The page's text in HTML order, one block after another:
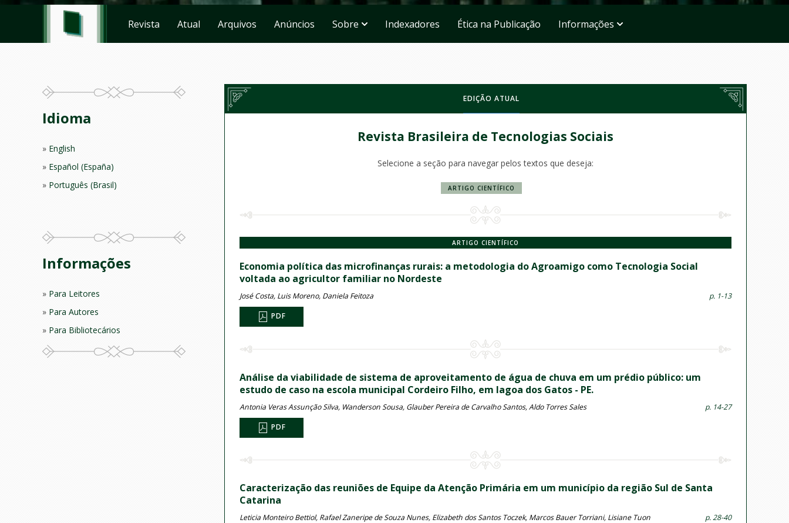
Revista Atual Arquivos Anúncios Sobre Indexadores Ética na Publicação Informações
EDIÇÃO ATUAL
Revista Brasileira de Tecnologias Sociais
Selecione a seção para navegar pelos textos que deseja:
ARTIGO CIENTÍFICO
ARTIGO CIENTÍFICO
Economia política das microfinanças rurais: a metodologia do Agroamigo como Tecnologia Social
voltada ao agricultor familiar no Nordeste
José Costa, Luis Moreno, Daniela Feitoza p. 1-13
PDF
Análise da viabilidade de sistema de aproveitamento de água de chuva em um prédio público: um
estudo de caso na escola municipal Cordeiro Filho, em lagoa dos Gatos - PE.
Antonia Veras Assunção Silva, Wanderson Sousa, Glauber Pereira de Carvalho Santos, Aldo Torres Sales p. 14-27
PDF
Caracterização das reuniões de Equipe da Atenção Primária em um município da região Sul de Santa
Catarina
Leticia Monteiro Bettiol, Rafael Zaneripe de Souza Nunes, Elizabeth dos Santos Toczek, Marcos Bauer Torriani, Lisiane Tuon p. 28-40
Idioma
English
Español (España)
Português (Brasil)
Informações
Para Leitores
Para Autores
Para Bibliotecários